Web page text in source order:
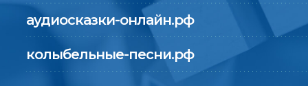
аудиосказки-онлайн.рф
колыбельные-песни.рф